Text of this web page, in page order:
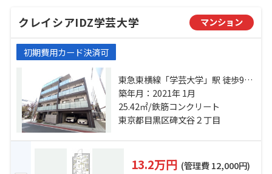
クレイシアIDZ学芸大学 マンション
初期費用カード決済可
東急東横線「学芸大学」駅 徒歩9分
東急東横線「都立大学」駅 徒歩16
分 東急東横線「祐天寺」駅 徒歩22
分
築年月：2021年 1月
25.42㎡/鉄筋コンクリート
東京都目黒区碑文谷２丁目
13.2万円 (管理費 12,000円)